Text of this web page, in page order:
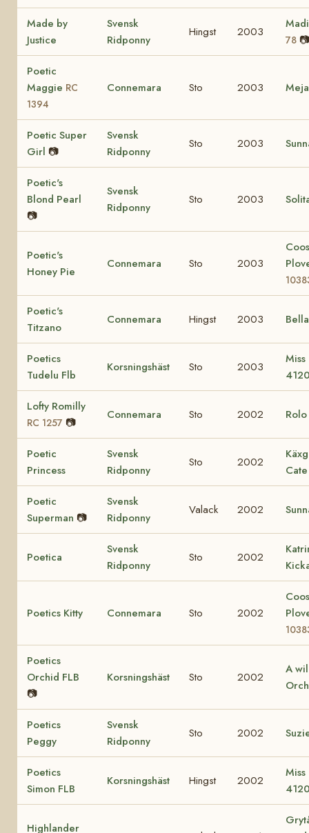
Made by
Justice
Svensk
Ridponny
Hingst 2003
78 📷
Poetic
Maggie RC
1394
Connemara Sto 2003
Poetic Super
Girl 📷
Svensk
Ridponny
Sto 2003
Poetic's
Blond Pearl
📷
Svensk
Ridponny
Sto 2003
Poetic's
Honey Pie
Connemara Sto 2003
Poetic's
Titzano
Connemara Hingst 2003
Poetics
Tudelu Flb
Korsningshäst Sto 2003
Miss
Lofty Romilly
RC 1257 📷
Connemara Sto 2002 Rolo
Poetic
Princess
Svensk
Ridponny
Sto 2002
Cate
Poetic
Superman 📷
Svensk
Ridponny
Valack 2002
Poetica
Svensk
Ridponny
Sto 2002
Poetics Kitty Connemara Sto 2002
Poetics
Orchid FLB
📷
Korsningshäst Sto 2002
A
Poetics
Peggy
Svensk
Ridponny
Sto 2002
Poetics
Simon FLB
Korsningshäst Hingst 2002
Miss
Highlander